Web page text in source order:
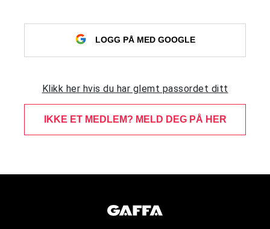
LOGG PÅ MED GOOGLE
Klikk her hvis du har glemt passordet ditt
IKKE ET MEDLEM? MELD DEG PÅ HER